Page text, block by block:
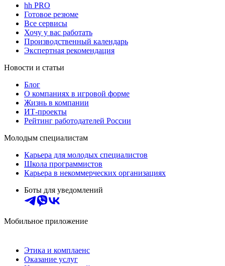
hh PRO
Готовое резюме
Все сервисы
Хочу у вас работать
Производственный календарь
Экспертная рекомендация
Новости и статьи
Блог
О компаниях в игровой форме
Жизнь в компании
ИТ-проекты
Рейтинг работодателей России
Молодым специалистам
Карьера для молодых специалистов
Школа программистов
Карьера в некоммерческих организациях
Боты для уведомлений
Мобильное приложение
Этика и комплаенс
Оказание услуг